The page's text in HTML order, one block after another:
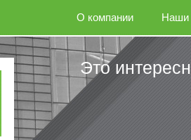
О компании Наши
Это